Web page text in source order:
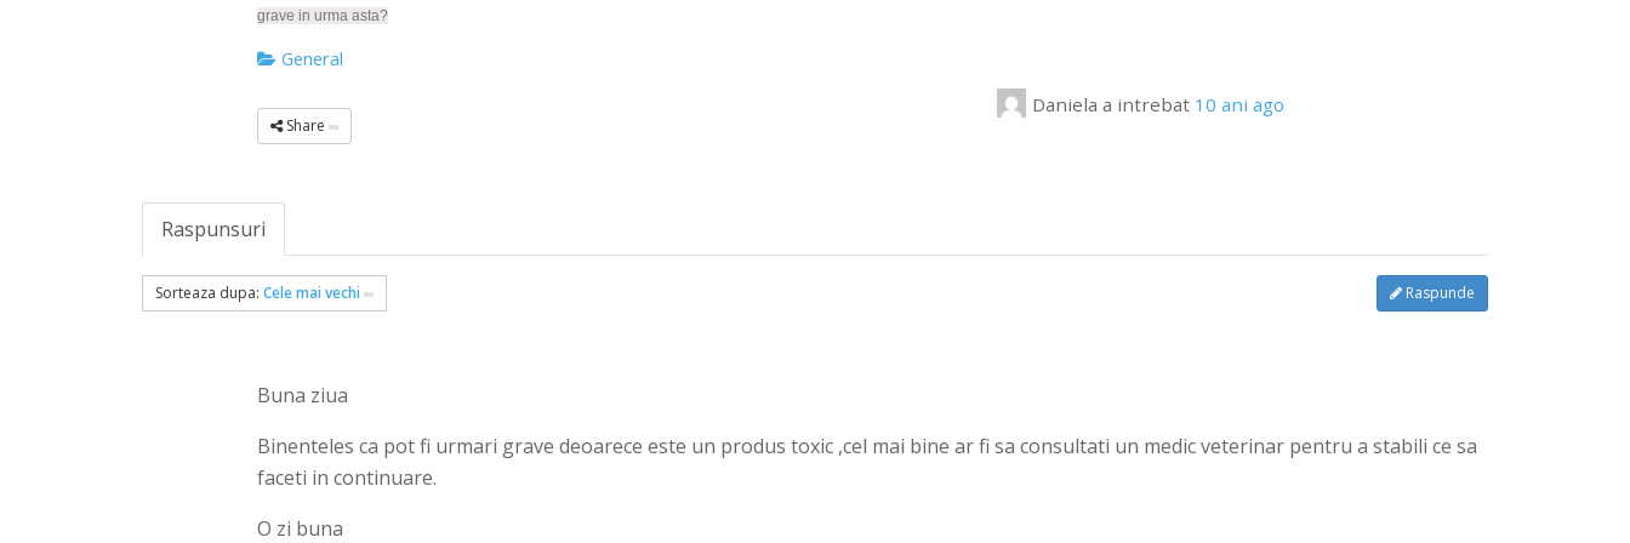
grave in urma asta?
General
Share
Daniela a intrebat 10 ani ago
Raspunsuri
Sorteaza dupa:Cele mai vechi Raspunde
Buna ziua
Binenteles ca pot fi urmari grave deoarece este un produs toxic ,cel mai bine ar fi sa consultati un medic veterinar pentru a stabili ce sa
faceti in continuare.
O zi buna